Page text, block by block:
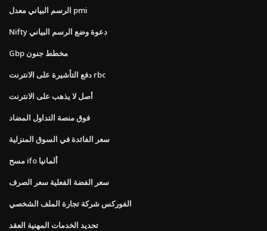
الرسم البياني معدل pmi
Nifty دعوة وضع الرسم البياني
Gbp مخطط جنون
دفع التأشيرة على الانترنت rbc
أصل لا يذهب على الانترنت
فوق منصة التداول المضاد
سعر الفائدة في السوق المنزلية
مسح ifo ألمانيا
سعر الفضة الفعلية سعر الصرف
الفوركس شركة تجارة الملف الشخصي
تحديد الخدمات المهنية العقد